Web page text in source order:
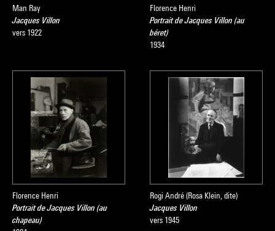
Man Ray
Jacques Villon
vers 1922
Florence Henri
Portrait de Jacques Villon (au
béret)
1934
Florence Henri
Portrait de Jacques Villon (au
chapeau)
Rogi André (Rosa Klein, dite)
Jacques Villon
vers 1945